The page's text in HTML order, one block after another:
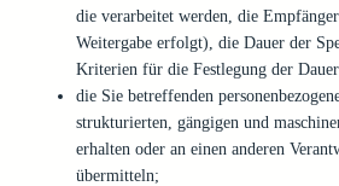
die verarbeitet werden, die
Weitergabe erfolgt), die Dauer der
Kriterien für die Festlegung der
die Sie betreffenden
strukturierten, gängigen und
erhalten oder an einen anderen
übermitteln;